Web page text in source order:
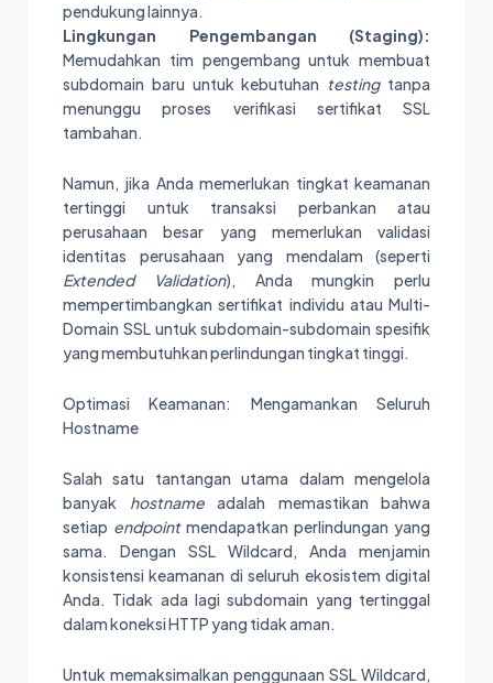
pendukung lainnya.
Lingkungan Pengembangan (Staging):
Memudahkan tim pengembang untuk membuat
subdomain baru untuk kebutuhan testingtanpa
menunggu proses verifikasi sertifikat SSL
tambahan.
Namun, jika Anda memerlukan tingkat keamanan
tertinggi untuk transaksi perbankan atau
perusahaan besar yang memerlukan validasi
identitas perusahaan yang mendalam (seperti
Extended Validation), Anda mungkin perlu
mempertimbangkan sertifikat individu atau Multi-
Domain SSL untuk subdomain-subdomain spesifik
yang membutuhkan perlindungan tingkat tinggi.
Optimasi Keamanan: Mengamankan Seluruh
Hostname
Salah satu tantangan utama dalam mengelola
banyak hostnameadalah memastikan bahwa
setiap endpointmendapatkan perlindungan yang
sama. Dengan SSL Wildcard, Anda menjamin
konsistensi keamanan di seluruh ekosistem digital
Anda. Tidak ada lagi subdomain yang tertinggal
dalam koneksi HTTP yang tidak aman.
Untuk memaksimalkan penggunaan SSL Wildcard,